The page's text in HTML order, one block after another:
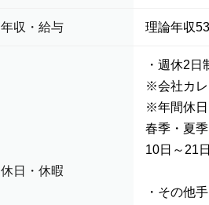
年収・給与 理論年収
休日・休暇
・週休2日
※会社カレ
※年間休日
春季・夏
10日～21日
・その他